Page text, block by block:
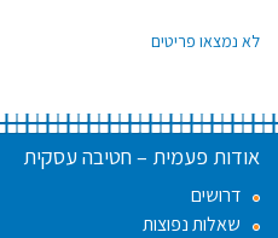
לא נמצאו פריטים
אודות פעמית – חטיבה עסקית
דרושים
שאלות נפוצות